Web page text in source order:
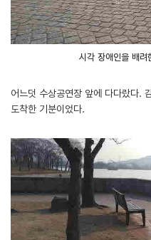
시각 장애인을 배려
어느덧 수상공연장 앞에 다다랐다.
도착한 기분이었다.